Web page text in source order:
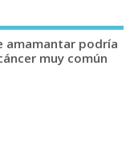
amamantar podría
muy común